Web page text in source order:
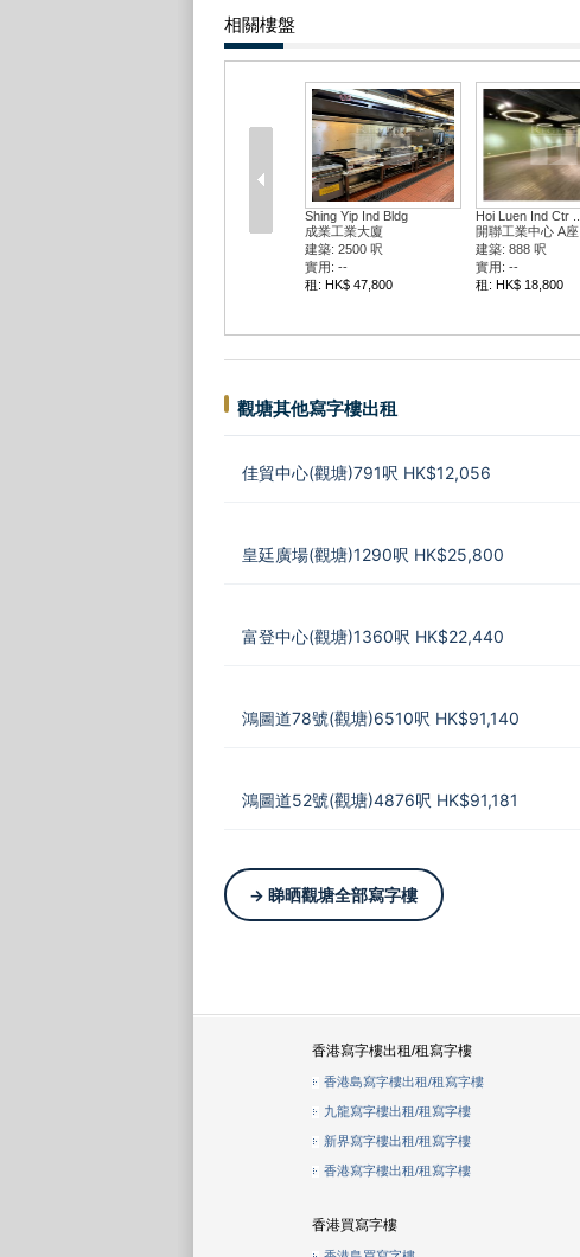
相關樓盤
Shing Yip Ind Bldg
成業工業大廈
建築: 2500 呎
實用: --
租: HK$ 47,800
Hoi Luen Ind Ctr ...
開聯工業中心 A座
建築: 888 呎
實用: --
租: HK$ 18,800
觀塘其他寫字樓出租
佳貿中心(觀塘)791呎 HK$12,056
皇廷廣場(觀塘)1290呎 HK$25,800
富登中心(觀塘)1360呎 HK$22,440
鴻圖道78號(觀塘)6510呎 HK$91,140
鴻圖道52號(觀塘)4876呎 HK$91,181
→ 睇晒觀塘全部寫字樓
香港寫字樓出租/租寫字樓
香港島寫字樓出租/租寫字樓
九龍寫字樓出租/租寫字樓
新界寫字樓出租/租寫字樓
香港寫字樓出租/租寫字樓
香港買寫字樓